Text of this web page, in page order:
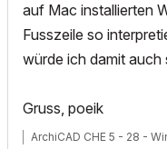
auf Mac installierten
Fusszeile so
würde ich damit auch
Gruss, poeik
ArchiCAD CHE 5 - 28 -